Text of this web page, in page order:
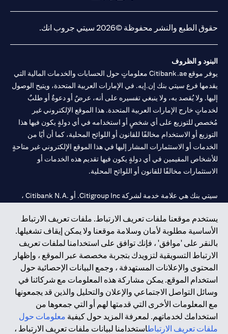
يستخدم موقعنا ملفات تعريف الارتباط. ملفات تعريف الارتباط
الأساسية مطلوبة لأمان وسلامة موقعنا ولا يمكن إيقاف تشغيلها.
بالنقر على 'موافق' ، فإنك توافق على استخدامنا لملفات تعريف
الارتباط التسويقية لتزويدك بتجربة مخصصة عبر الموقع ، وإظهار
المحتوى والإعلانات المستهدفة ، وجمع البيانات الإحصائية حول
استخدام الموقع. يمكن مشاركة هذه المعلومات مع شركائنا في
وسائل التواصل الاجتماعي والإعلان والتحليل والذين قد يجمعونها
مع المعلومات الأخرى التي قدمتها لهم أو التي جمعوها من
استخدامك لخدماتهم. لمعرفة المزيد حول كيفية معلومات حول
ملفات تعريف الارتباطاستخدامنا لبيانات ملفات تعريف الارتباط ،
حقوق الطبع والنشر محفوظة ©2026 سيتي جروب انك.
البنود و الظروف
يوفر موقع Citibank.ae معلوماتٍ حول الحسابات والخدمات المالية التي
يقدمها فرع سيتي بنك إن.إيه. في الإمارات العربية المتحدة، ويتيح الوصول
إليها. ولا يُقصد به، ولا ينبغي تفسيره على أنه، عرضٌ أو دعوةٌ أو طلبٌ
لخدماتٍ خارج الإمارات العربية المتحدة. هذا الموقع الإلكتروني غير
مُخصص للتوزيع على أي شخصٍ أو استخدامه في أي دولةٍ يكون فيها هذا
التوزيع أو الاستخدام مخالفًا للقانون أو اللوائح المحلية، كما أن أيًا من
الخدمات أو الاستثمارات المشار إليها في هذا الموقع الإلكتروني غير متاحةٍ
للأشخاص المقيمين في أي دولةٍ يكون فيها تقديم هذه الخدمات أو
الاستثمارات مخالفًا للقانون أو اللوائح المحلية.
سيتي بنك هي علامة خدمة لشركة Citigroup Inc. أو .Citibank N.A ،
سيتي بنك إن. إيه. الإمارات مسجل لدى مصرف الإمارات المركزي تحت
أرقام التراخيص 202563 لفرع الوصل في دبي، 531989 لفرع مول
الإمارات في دبي، وCN-1002019لفرع أبوظبي. هاتف: 4000 311 04.
فرع سيتي بنك إن إيه - الإمارات العربية المتحدة مرخص من مصرف
الإمارات العربية المتحدة المركزي كفرع لبنك أجنبي.
سيتي بنك إن إيه الإمارات العربية المتحدة مرخص من هيئة الأوراق المالية
والسلع في الإمارات العربية المتحدة ("SCA") للقيام بالنشاط المالي لـ أ)
الاستشارات المالية والتعريف والترويج بموجب ترخيص رقم
20200000097 ب) وسيط تداول في الأسواق الدولية بموجب ترخيص